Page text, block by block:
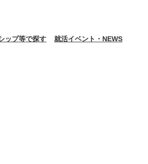
ップ等で探す 就活イベント・NEWS